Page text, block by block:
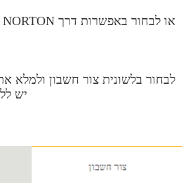
לבחור בלשונית צור חשבון ולמלא
יש